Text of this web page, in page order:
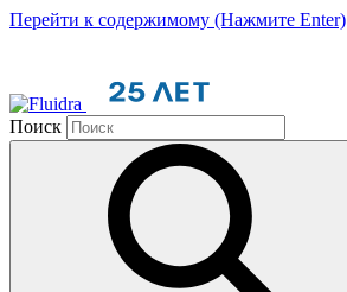
Перейти к содержимому (Нажмите Enter)
Поиск